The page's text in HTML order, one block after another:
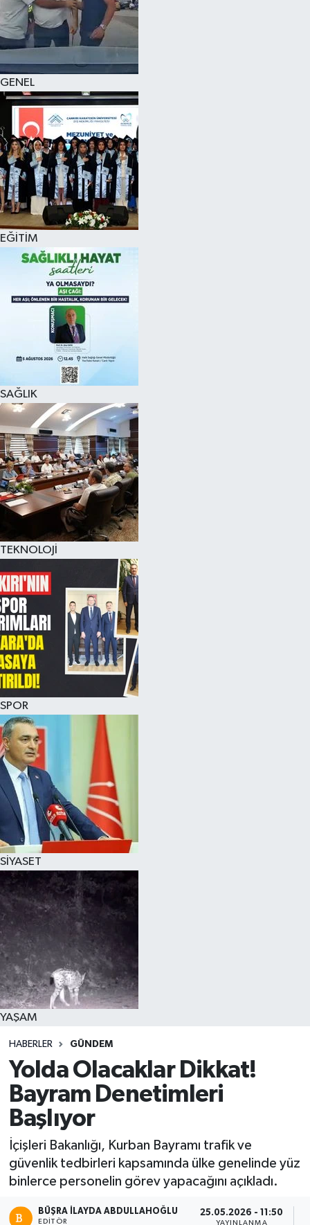
GENEL
EĞİTİM
SAĞLIK
TEKNOLOJİ
SPOR
SİYASET
YAŞAM
HABERLER GÜNDEM
Yolda Olacaklar Dikkat!
Bayram Denetimleri
Başlıyor
İçişleri Bakanlığı, Kurban Bayramı trafik ve
güvenlik tedbirleri kapsamında ülke genelinde yüz
binlerce personelin görev yapacağını açıkladı.
BÜŞRA İLAYDA ABDULLAHOĞLU
EDITÖR
25.05.2026 - 11:50
YAYINLANMA
KÜLTÜR SANAT
SAĞLIK
SİYASET
SPOR
TEKNOLOJİ
VİZYONDAKİLER
YAŞAM